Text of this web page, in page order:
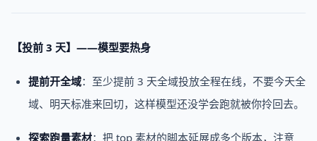
【投前 3 天】——模型要热身
提前开全域：至少提前 3 天全域投放全程在线，不要今天全
域、明天标准来回切，这样模型还没学会跑就被你拎回去。
探索跑量素材：把 top 素材的脚本延展成多个版本，注意